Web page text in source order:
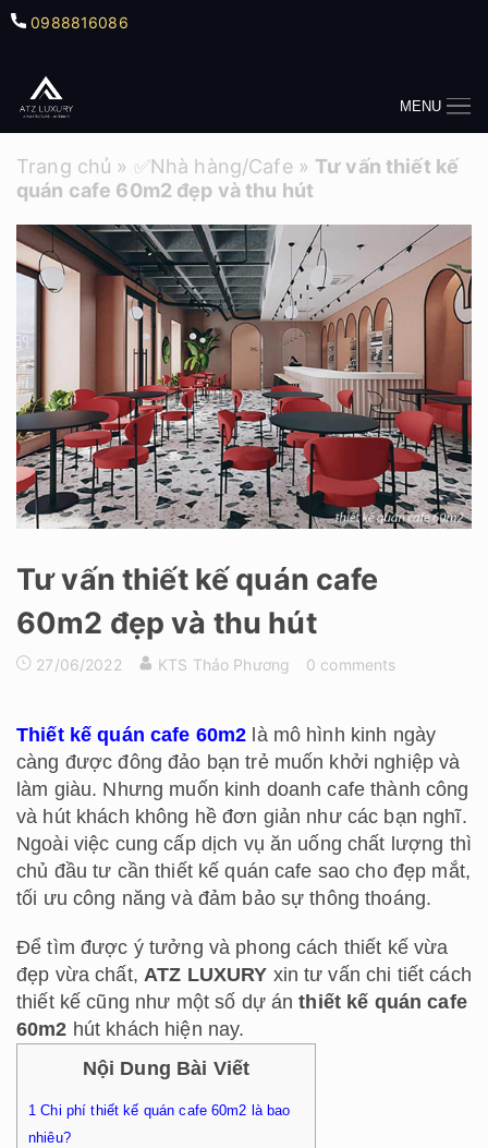
0988816086
MENU
Trang chủ » ✅Nhà hàng/Cafe» Tư vấn thiết kế
quán cafe 60m2 đẹp và thu hút
Tư vấn thiết kế quán cafe
60m2 đẹp và thu hút
27/06/2022 KTS Thảo Phương 0 comments
Thiết kế quán cafe 60m2 là mô hình kinh ngày
càng được đông đảo bạn trẻ muốn khởi nghiệp và
làm giàu. Nhưng muốn kinh doanh cafe thành công
và hút khách không hề đơn giản như các bạn nghĩ.
Ngoài việc cung cấp dịch vụ ăn uống chất lượng thì
chủ đầu tư cần thiết kế quán cafe sao cho đẹp mắt,
tối ưu công năng và đảm bảo sự thông thoáng.
Để tìm được ý tưởng và phong cách thiết kế vừa
đẹp vừa chất, ATZ LUXURY xin tư vấn chi tiết cách
thiết kế cũng như một số dự ánthiết kế quán cafe
60m2 hút khách hiện nay.
Nội Dung Bài Viết
1 Chi phí thiết kế quán cafe 60m2 là bao
nhiêu?